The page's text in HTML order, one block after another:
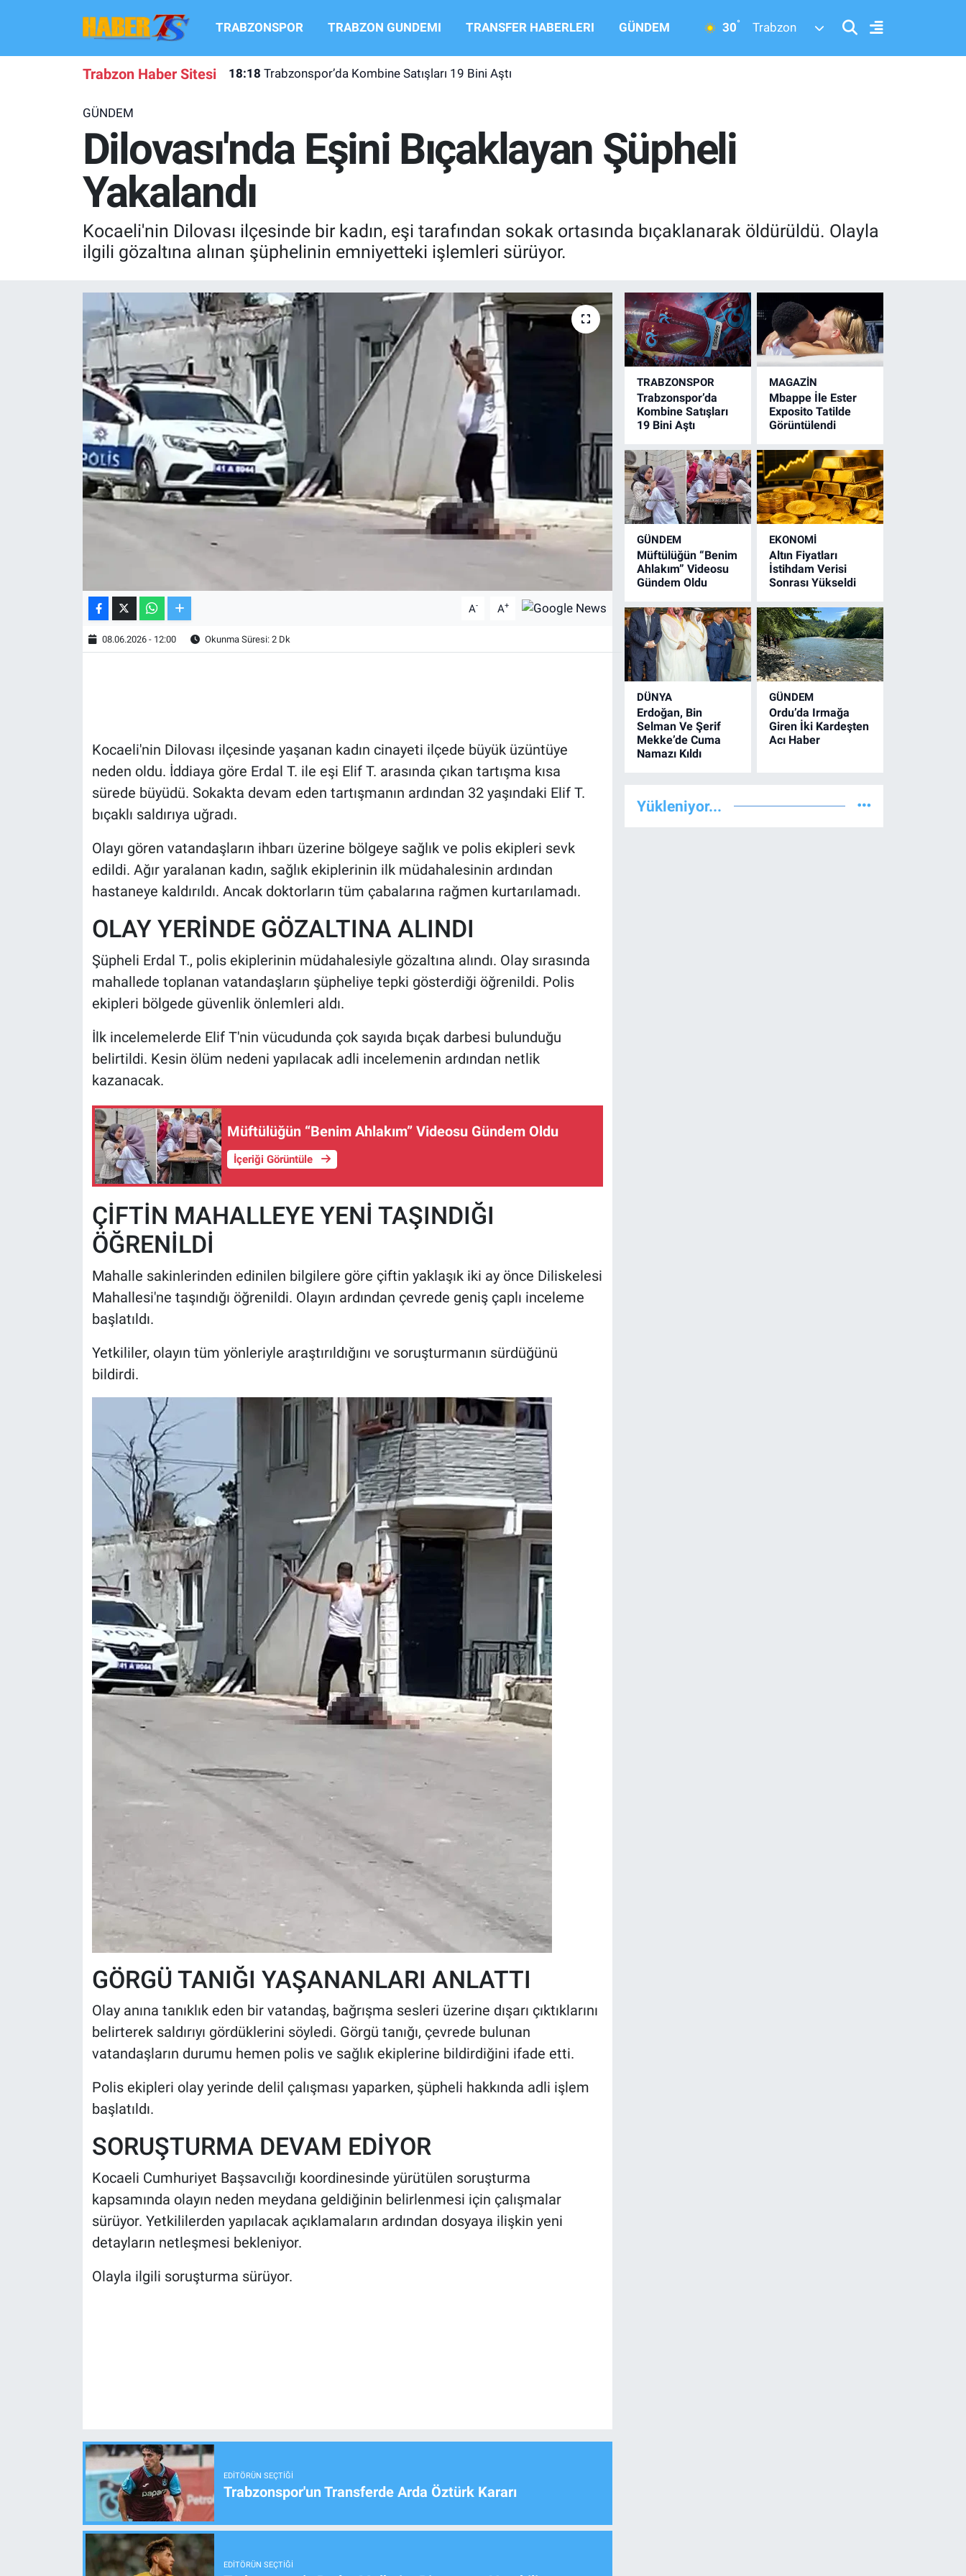
TRABZONSPOR TRABZON GUNDEMI TRANSFER HABERLERI GÜNDEM 30° Trabzon
Trabzon Haber Sitesi 18:18 Trabzonspor’da Kombine Satışları 19 Bini Aştı
GÜNDEM
Dilovası'nda Eşini Bıçaklayan Şüpheli
Yakalandı
Kocaeli'nin Dilovası ilçesinde bir kadın, eşi tarafından sokak ortasında bıçaklanarak öldürüldü. Olayla
ilgili gözaltına alınan şüphelinin emniyetteki işlemleri sürüyor.
A- A+
08.06.2026 - 12:00 Okunma Süresi: 2 Dk
Kocaeli'nin Dilovası ilçesinde yaşanan kadın cinayeti ilçede büyük üzüntüye
neden oldu. İddiaya göre Erdal T. ile eşi Elif T. arasında çıkan tartışma kısa
sürede büyüdü. Sokakta devam eden tartışmanın ardından 32 yaşındaki Elif T.
bıçaklı saldırıya uğradı.
Olayı gören vatandaşların ihbarı üzerine bölgeye sağlık ve polis ekipleri sevk
edildi. Ağır yaralanan kadın, sağlık ekiplerinin ilk müdahalesinin ardından
hastaneye kaldırıldı. Ancak doktorların tüm çabalarına rağmen kurtarılamadı.
OLAY YERİNDE GÖZALTINA ALINDI
Şüpheli Erdal T., polis ekiplerinin müdahalesiyle gözaltına alındı. Olay sırasında
mahallede toplanan vatandaşların şüpheliye tepki gösterdiği öğrenildi. Polis
ekipleri bölgede güvenlik önlemleri aldı.
İlk incelemelerde Elif T'nin vücudunda çok sayıda bıçak darbesi bulunduğu
belirtildi. Kesin ölüm nedeni yapılacak adli incelemenin ardından netlik
kazanacak.
Müftülüğün “Benim Ahlakım” Videosu Gündem Oldu
İçeriği Görüntüle
ÇİFTİN MAHALLEYE YENİ TAŞINDIĞI
ÖĞRENİLDİ
Mahalle sakinlerinden edinilen bilgilere göre çiftin yaklaşık iki ay önce Diliskelesi
Mahallesi'ne taşındığı öğrenildi. Olayın ardından çevrede geniş çaplı inceleme
başlatıldı.
Yetkililer, olayın tüm yönleriyle araştırıldığını ve soruşturmanın sürdüğünü
bildirdi.
GÖRGÜ TANIĞI YAŞANANLARI ANLATTI
Olay anına tanıklık eden bir vatandaş, bağrışma sesleri üzerine dışarı çıktıklarını
belirterek saldırıyı gördüklerini söyledi. Görgü tanığı, çevrede bulunan
vatandaşların durumu hemen polis ve sağlık ekiplerine bildirdiğini ifade etti.
Polis ekipleri olay yerinde delil çalışması yaparken, şüpheli hakkında adli işlem
başlatıldı.
SORUŞTURMA DEVAM EDİYOR
Kocaeli Cumhuriyet Başsavcılığı koordinesinde yürütülen soruşturma
kapsamında olayın neden meydana geldiğinin belirlenmesi için çalışmalar
sürüyor. Yetkililerden yapılacak açıklamaların ardından dosyaya ilişkin yeni
detayların netleşmesi bekleniyor.
Olayla ilgili soruşturma sürüyor.
EDITÖRÜN SEÇTIĞI
Trabzonspor'un Transferde Arda Öztürk Kararı
EDITÖRÜN SEÇTIĞI
TRABZONSPOR
Trabzonspor’da
Kombine Satışları
19 Bini Aştı
MAGAZİN
Mbappe İle Ester
Exposito Tatilde
Görüntülendi
GÜNDEM
Müftülüğün “Benim
Ahlakım” Videosu
Gündem Oldu
EKONOMİ
Altın Fiyatları
İstihdam Verisi
Sonrası Yükseldi
DÜNYA
Erdoğan, Bin
Selman Ve Şerif
Mekke’de Cuma
Namazı Kıldı
GÜNDEM
Ordu’da Irmağa
Giren İki Kardeşten
Acı Haber
Yükleniyor...
TRABZONSPOR
TRANSFER HABERLERI
KULİS MEYDANI
1461 TRABZON
ALT LIGLER
TV VE SİNEMA
BASKETBOL
SAĞLIK
KÜLTÜR SANAT
MAGAZİN
Bilim, Teknoloji
Hava Durumu
Süper Lig Puan Durumu ve Fikstür
Tüm Manşetler
Son Dakika Haberleri
Haber Arşivi